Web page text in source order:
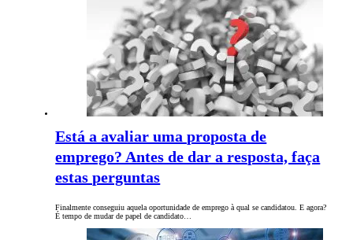
Está a avaliar uma proposta de
emprego? Antes de dar a resposta, faça
estas perguntas
Finalmente conseguiu aquela oportunidade de emprego à qual se candidatou. E agora?
É tempo de mudar de papel de candidato…